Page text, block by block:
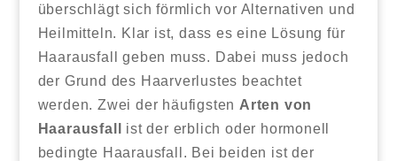
überschlägt sich förmlich vor Alternativen und
Heilmitteln. Klar ist, dass es eine Lösung für
Haarausfall geben muss. Dabei muss jedoch
der Grund des Haarverlustes beachtet
werden. Zwei der häufigsten Arten von
Haarausfall
ist der erblich oder hormonell
bedingte Haarausfall. Bei beiden ist der